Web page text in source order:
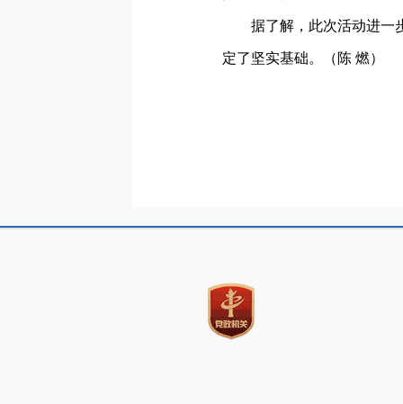
据了解，此次活动进一
定了坚实基础。（陈 燃）